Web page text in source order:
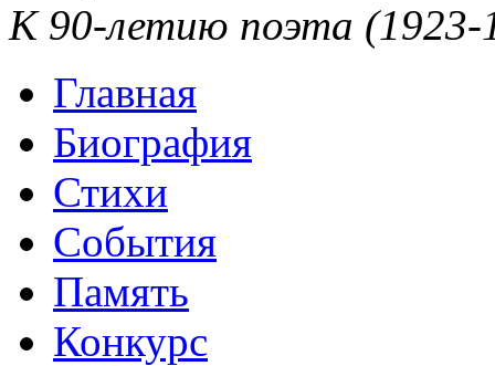
К 90-летию поэта (1923-
Главная
Биография
Стихи
События
Память
Конкурс